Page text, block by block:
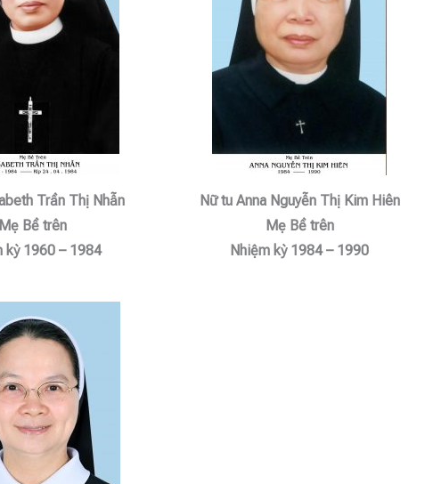
Trần Thị Nhẫn
Mẹ Bề trên
kỳ 1960 – 1984
Nữ tu Anna Nguyễn Thị Kim Hiên
Mẹ Bề trên
Nhiệm kỳ 1984 – 1990